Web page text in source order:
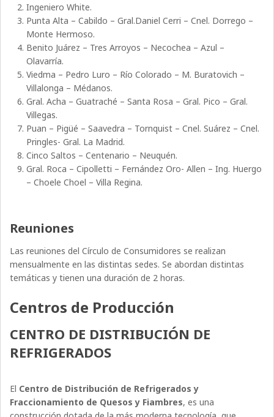
Ingeniero White.
Punta Alta – Cabildo – Gral.Daniel Cerri – Cnel. Dorrego –
Monte Hermoso.
Benito Juárez – Tres Arroyos – Necochea – Azul –
Olavarría.
Viedma – Pedro Luro – Río Colorado – M. Buratovich –
Villalonga – Médanos.
Gral. Acha – Guatraché – Santa Rosa – Gral. Pico – Gral.
Villegas.
Puan – Pigüé – Saavedra – Tornquist – Cnel. Suárez – Cnel.
Pringles- Gral. La Madrid.
Cinco Saltos – Centenario – Neuquén.
Gral. Roca – Cipolletti – Fernández Oro- Allen – Ing. Huergo
– Choele Choel – Villa Regina.
Reuniones
Las reuniones del Círculo de Consumidores se realizan
mensualmente en las distintas sedes. Se abordan distintas
temáticas y tienen una duración de 2 horas.
Centros de Producción
CENTRO DE DISTRIBUCIÓN DE
REFRIGERADOS
El Centro de Distribución de Refrigerados y
Fraccionamiento de Quesos y Fiambres, es una